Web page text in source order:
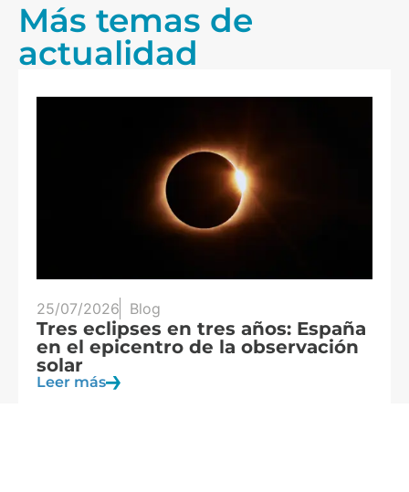
Más temas de
actualidad
25/07/2026 Blog
Tres eclipses en tres años: España
en el epicentro de la observación
solar
Leer más